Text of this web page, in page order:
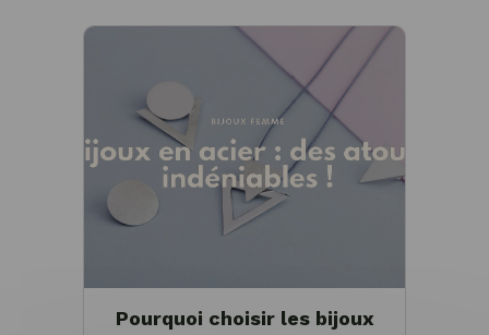
Pourquoi choisir les bijoux